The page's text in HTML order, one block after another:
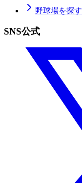
野球場を探す
SNS公式